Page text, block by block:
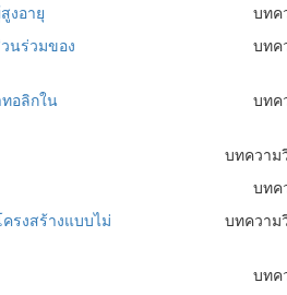
งอายุ บทค
นร่วมของ
บทค
อลิกใน
บทค
บทความ
บทค
รงสร้างแบบไม่
บทความ
บทค